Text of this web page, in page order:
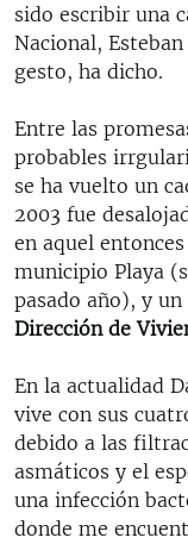
sido escribir una
Nacional,
gesto, ha dicho.
Entre las
probables
se ha vuelto un
2003 fue
en aquel
municipio Playa
pasado año), y un
Dirección de
En la actualidad
vive con sus
debido a las
asmáticos y el
una infección
donde me